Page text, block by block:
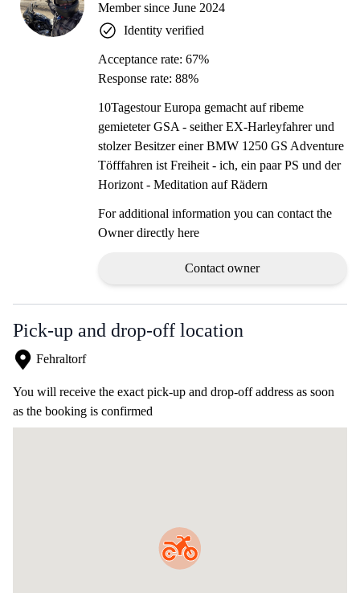
Member since June 2024
Identity verified
Acceptance rate: 67%
Response rate: 88%
10Tagestour Europa gemacht auf ribeme
gemieteter GSA - seither EX-Harleyfahrer und
stolzer Besitzer einer BMW 1250 GS Adventure
Töfffahren ist Freiheit - ich, ein paar PS und der
Horizont - Meditation auf Rädern
For additional information you can contact the
Owner directly here
Contact owner
Pick-up and drop-off location
Fehraltorf
You will receive the exact pick-up and drop-off address as soon
as the booking is confirmed